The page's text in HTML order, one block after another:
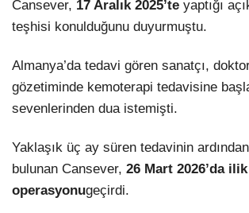
Cansever, 17 Aralık 2025’te yaptığı
teşhisi konulduğunu duyurmuştu.
Almanya’da tedavi gören sanatçı,
gözetiminde kemoterapi tedavisine
sevenlerinden dua istemişti.
Yaklaşık üç ay süren tedavinin
bulunan Cansever, 26 Mart 2026’da
operasyonugeçirdi.